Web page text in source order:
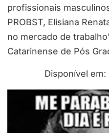
profissionais
PROBST, Elisiana
no mercado de
Catarinense de Pós
Disponível em: